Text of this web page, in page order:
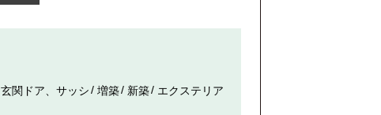
玄関ドア、サッシ 増築 新築
エクステリア